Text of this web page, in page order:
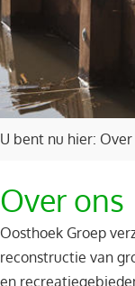
U bent nu hier:
Over ons
Oosthoek Groep
reconstructie van
en